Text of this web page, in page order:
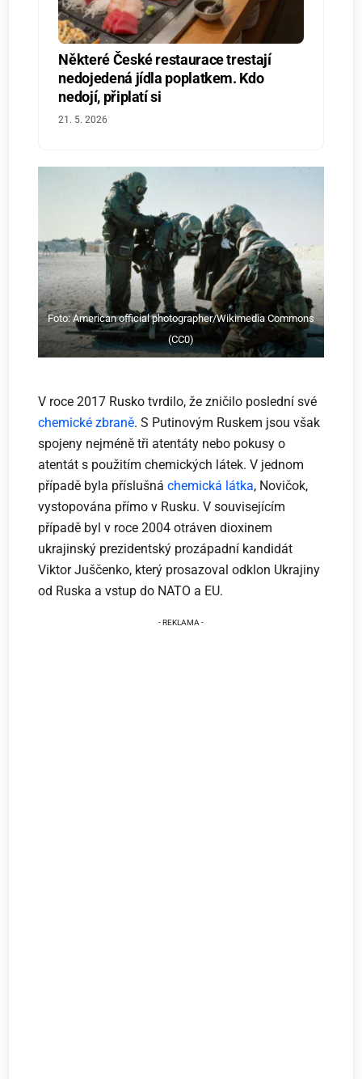
Některé České restaurace trestají
nedojedená jídla poplatkem. Kdo
nedojí, připlatí si
21. 5. 2026
Foto: American official photographer/Wikimedia Commons
(CC0)
V roce 2017 Rusko tvrdilo, že zničilo poslední své
chemické zbraně. S Putinovým Ruskem jsou však
spojeny nejméně tři atentáty nebo pokusy o
atentát s použitím chemických látek. V jednom
případě byla příslušnáchemická látka, Novičok,
vystopována přímo v Rusku. V souvisejícím
případě byl v roce 2004 otráven dioxinem
ukrajinský prezidentský prozápadní kandidát
Viktor Juščenko, který prosazoval odklon Ukrajiny
od Ruska a vstup do NATO a EU.